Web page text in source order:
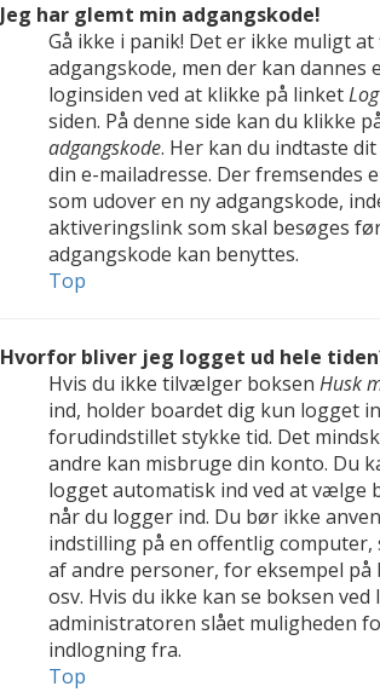
Jeg har glemt min adgangskode!
Gå ikke i panik! Det er ikke muligt at
adgangskode, men der kan dannes
loginsiden ved at klikke på linket
siden. På denne side kan du klikke
adgangskode. Her kan du indtaste
din e-mailadresse. Der fremsendes
som udover en ny adgangskode,
aktiveringslink som skal besøges
adgangskode kan benyttes.
Top
Hvorfor bliver jeg logget ud hele
Hvis du ikke tilvælger boksen Husk
ind, holder boardet dig kun logget
forudindstillet stykke tid. Det
andre kan misbruge din konto. Du
logget automatisk ind ved at vælge
når du logger ind. Du bør ikke
indstilling på en offentlig computer,
af andre personer, for eksempel
osv. Hvis du ikke kan se boksen ved
administratoren slået muligheden
indlogning fra.
Top